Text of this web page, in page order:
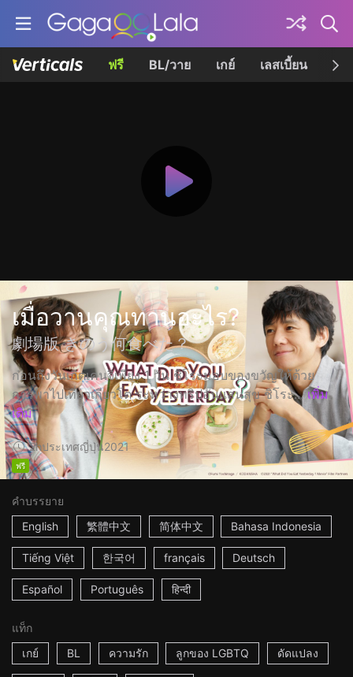
ฟรี BL/วาย เกย์ เลสเบี้ยน เค
เมื่อวานคุณทานอะไร?
劇場版 きのう何食べた？
ก่อนถึงวันเกิดเคนจิเพียง 1 วัน ชิโระมอบของขวัญให้ด้วย
การพาไปเที่ยวเกียวโต ระหว่างทริปอันแสนสุข ชิโระ... เพิ่ม
เติม
2hประเทศญี่ปุ่น2021
ฟรี
คำบรรยาย
English
繁體中文 简体中文 Bahasa Indonesia
Tiếng Việt 한국어 français Deutsch
Español Português हिन्दी
แท็ก
เกย์
BL ความรัก ลูกของ LGBTQ ดัดแปลง